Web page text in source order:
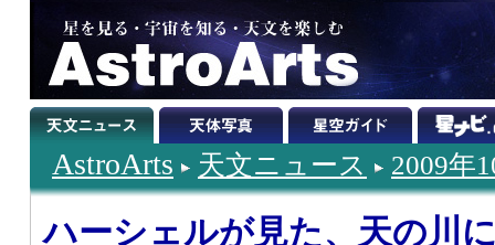
AstroArts 天文ニュース 2009年
ハーシェルが見た、天の川